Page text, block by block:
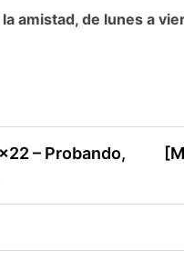
amistad, de lunes a
– Probando,